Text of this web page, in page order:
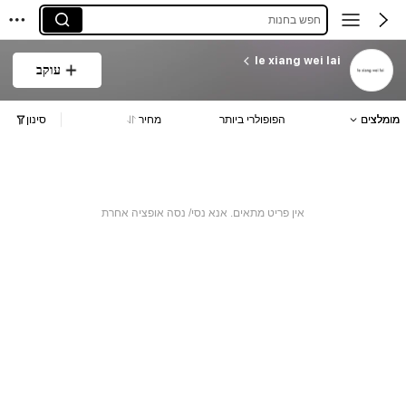
חפש בחנות
le xiang wei lai
עוקב
מומלצים הפופולרי ביותר מחיר סינון
אין פריט מתאים. אנא נסי/ נסה אופציה אחרת